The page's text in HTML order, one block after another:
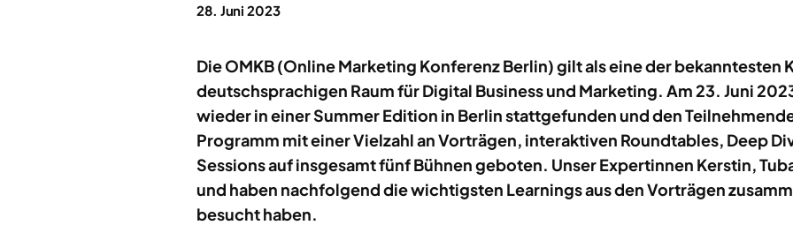
28. Juni 2023
Die OMKB (Online Marketing Konferenz Berlin) gilt als eine der bekanntesten
deutschsprachigen Raum für Digital Business und Marketing. Am 23. Juni
wieder in einer Summer Edition in Berlin stattgefunden und den
Programm mit einer Vielzahl an Vorträgen, interaktiven Roundtables, Deep
Sessions auf insgesamt fünf Bühnen geboten. Unser Expertinnen Kerstin,
und haben nachfolgend die wichtigsten Learnings aus den Vorträgen
besucht haben.